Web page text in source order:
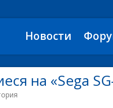
Новости
на «Sega